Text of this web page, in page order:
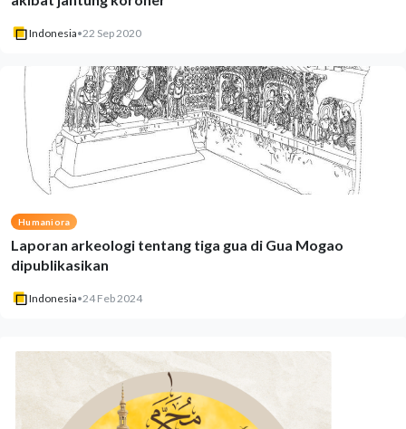
Indonesia•22 Sep 2020
Humaniora
Laporan arkeologi tentang tiga gua di Gua Mogao
dipublikasikan
Indonesia•24 Feb 2024